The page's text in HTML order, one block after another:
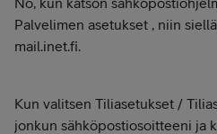
Palvelimen asetukset , niin
mail.inet.fi.
Kun valitsen Tiliasetukset /
jonkun sähköpostiosoitteeni ja